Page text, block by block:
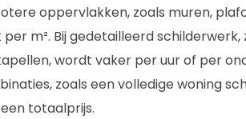
oppervlakken, zoals muren,
per m². Bij gedetailleerd
wordt vaker per uur of per
zoals een volledige woning
totaalprijs.